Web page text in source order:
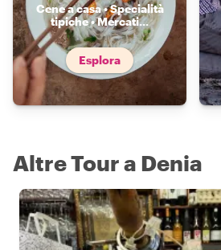
Cene a casa • Specialità
tipiche • Mercati...
Esplora
Altre Tour a Denia